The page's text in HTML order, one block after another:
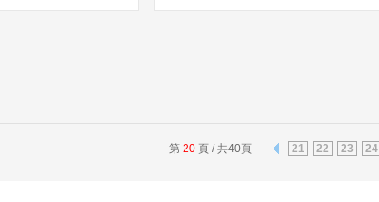
第 20頁 / 共40頁 21 22 23 24